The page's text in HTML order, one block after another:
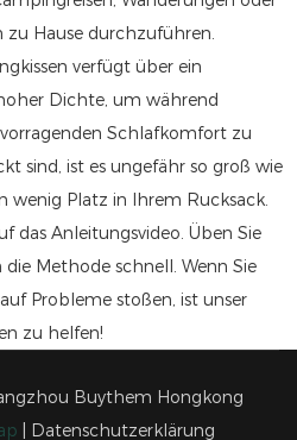
Hause durchzuführen.
verfügt über ein
Dichte, um während
Schlafkomfort zu
sind, ist es ungefähr so ​​groß wie
wenig Platz in Ihrem Rucksack.
das Anleitungsvideo. Üben Sie
Methode schnell. Wenn Sie
Probleme stoßen, ist unser
zu helfen!
Buythem Hongkong
Datenschutzerklärung